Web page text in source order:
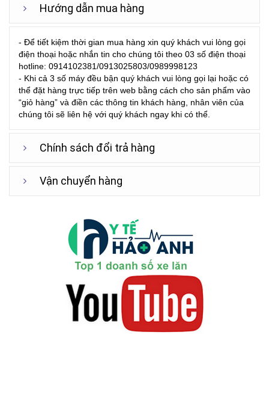
Hướng dẫn mua hàng
- Để tiết kiệm thời gian mua hàng xin quý khách vui lòng gọi
điện thoại hoặc nhắn tin cho chúng tôi theo 03 số điện thoại
hotline: 0914102381/0913025803/0989998123
- Khi cả 3 số máy đều bận quý khách vui lòng gọi lại hoặc có
thể đặt hàng trực tiếp trên web bằng cách cho sản phẩm vào
“giỏ hàng” và điền các thông tin khách hàng, nhân viên của
chúng tôi sẽ liên hệ với quý khách ngay khi có thể.
Chính sách đổi trả hàng
Vận chuyển hàng